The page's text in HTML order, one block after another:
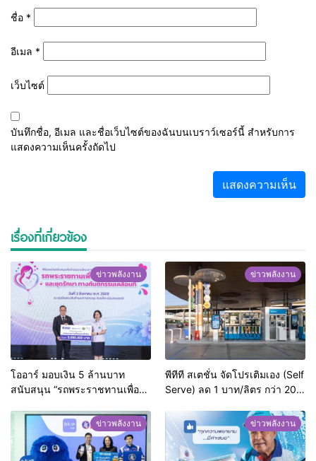
ชื่อ *
อีเมล *
เว็บไซต์
บันทึกชื่อ, อีเมล และชื่อเว็บไซต์ของฉันบนเบราว์เซอร์นี้ สำหรับการ
แสดงความเห็นครั้งถัดไป
เรื่องที่เกี่ยวข้อง
ข่าวพลังงาน
โออาร์ มอบเงิน 5 ล้านบาท
สนับสนุน “รถพระราชทานเพื่อ
เพื่อส่งเสริมสุขภาพอนามัยแม่
และเด็กไทย
ข่าวพลังงาน
พีทีที สเตชั่น จัดโปรเติมเอง (Self
Serve) ลด 1 บาท/ลิตร กว่า 204
ข่าวพลังงาน ข่าวพลังงาน